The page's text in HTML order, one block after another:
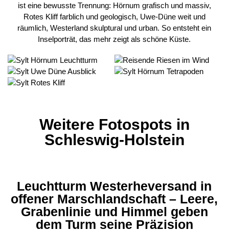
ist eine bewusste Trennung: Hörnum grafisch und massiv,
Rotes Kliff farblich und geologisch, Uwe-Düne weit und
räumlich, Westerland skulptural und urban. So entsteht ein
Inselporträt, das mehr zeigt als schöne Küste.
Weitere Fotospots in
Schleswig-Holstein
Leuchtturm Westerheversand in
offener Marschlandschaft – Leere,
Grabenlinie und Himmel geben
dem Turm seine Präzision